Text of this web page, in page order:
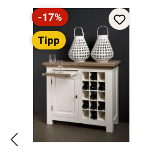
Rabatt
-17%
Tipp